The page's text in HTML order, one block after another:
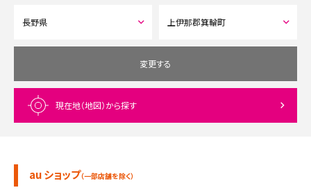
データチャージサイト
変更する
現在地（地図）から探す
au ショップ（一部店舗を除く）